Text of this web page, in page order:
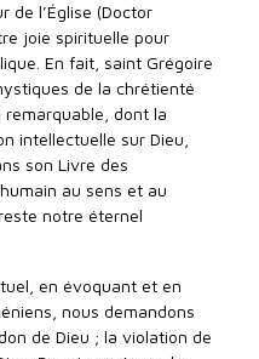
de l’Église (Doctor
joie spirituelle pour
En fait, saint Grégoire
de la chrétienté
remarquable, dont la
intellectuelle sur Dieu,
son Livre des
au sens et au
notre éternel
en évoquant et en
nous demandons
de Dieu ; la violation de